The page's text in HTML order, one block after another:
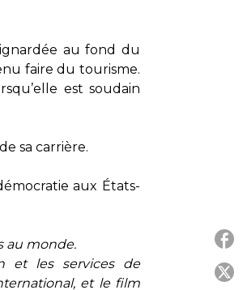
au fond du
faire du tourisme.
est soudain
sa carrière.
aux États-
au monde.
et les services de
et le film